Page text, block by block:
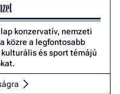
konzervatív, nemzeti
közre a legfontosabb
és sport témájú